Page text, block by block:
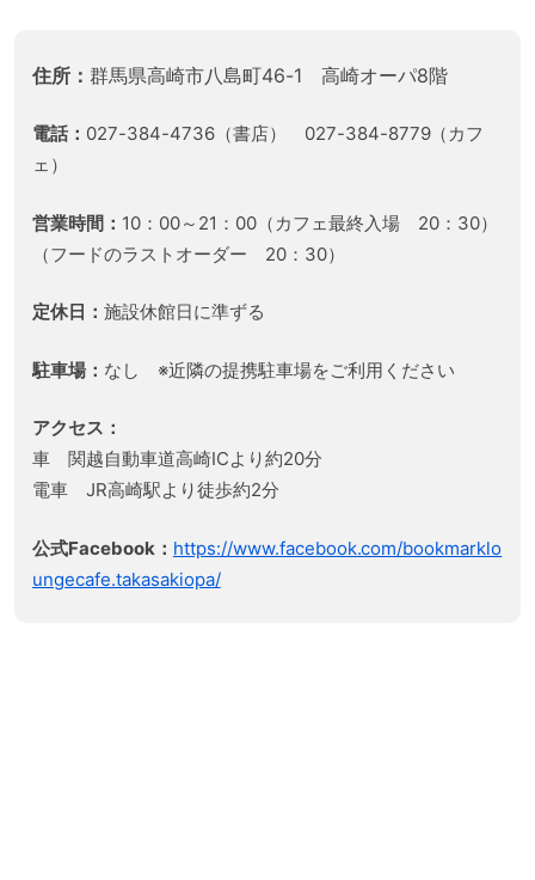
住所： 群馬県高崎市八島町46-1 高崎オーパ8階
電話： 027-384-4736（書店） 027-384-8779（カフ
ェ）
営業時間： 10：00～21：00（カフェ最終入場 20：30）
（フードのラストオーダー 20：30）
定休日： 施設休館日に準ずる
駐車場： なし ※近隣の提携駐車場をご利用ください
アクセス：
車 関越自動車道高崎ICより約20分
電車 JR高崎駅より徒歩約2分
公式Facebook： https://www.facebook.com/bookmarklo
ungecafe.takasakiopa/